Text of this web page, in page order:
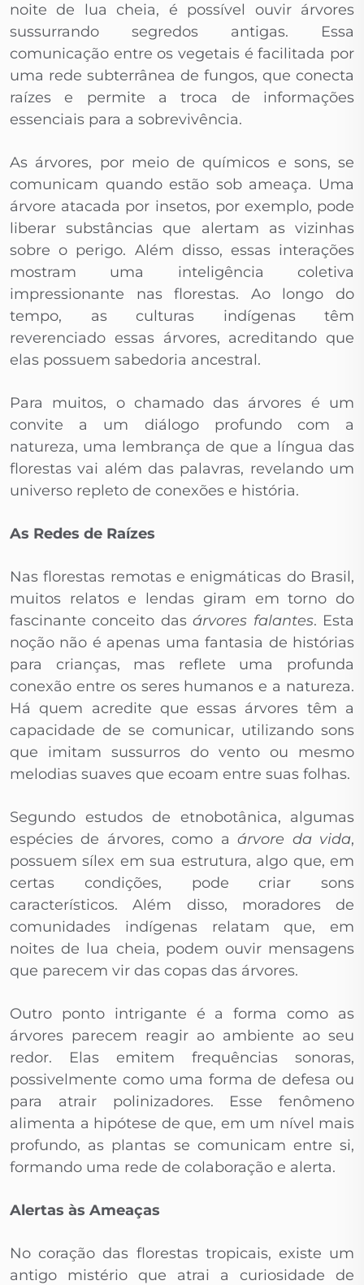
noite de lua cheia, é possível ouvir árvores
sussurrando segredos antigas. Essa
comunicação entre os vegetais é facilitada por
uma rede subterrânea de fungos, que conecta
raízes e permite a troca de informações
essenciais para a sobrevivência.
As árvores, por meio de químicos e sons, se
comunicam quando estão sob ameaça. Uma
árvore atacada por insetos, por exemplo, pode
liberar substâncias que alertam as vizinhas
sobre o perigo. Além disso, essas interações
mostram uma inteligência coletiva
impressionante nas florestas. Ao longo do
tempo, as culturas indígenas têm
reverenciado essas árvores, acreditando que
elas possuem sabedoria ancestral.
Para muitos, o chamado das árvores é um
convite a um diálogo profundo com a
natureza, uma lembrança de que a língua das
florestas vai além das palavras, revelando um
universo repleto de conexões e história.
As Redes de Raízes
Nas florestas remotas e enigmáticas do Brasil,
muitos relatos e lendas giram em torno do
fascinante conceito dasárvores falantes. Esta
noção não é apenas uma fantasia de histórias
para crianças, mas reflete uma profunda
conexão entre os seres humanos e a natureza.
Há quem acredite que essas árvores têm a
capacidade de se comunicar, utilizando sons
que imitam sussurros do vento ou mesmo
melodias suaves que ecoam entre suas folhas.
Segundo estudos de etnobotânica, algumas
espécies de árvores, como aárvore da vida,
possuem sílex em sua estrutura, algo que, em
certas condições, pode criar sons
característicos. Além disso, moradores de
comunidades indígenas relatam que, em
noites de lua cheia, podem ouvir mensagens
que parecem vir das copas das árvores.
Outro ponto intrigante é a forma como as
árvores parecem reagir ao ambiente ao seu
redor. Elas emitem frequências sonoras,
possivelmente como uma forma de defesa ou
para atrair polinizadores. Esse fenômeno
alimenta a hipótese de que, em um nível mais
profundo, as plantas se comunicam entre si,
formando uma rede de colaboração e alerta.
Alertas às Ameaças
No coração das florestas tropicais, existe um
antigo mistério que atrai a curiosidade de